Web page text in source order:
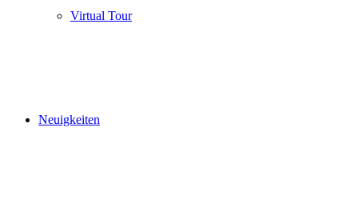
Virtual Tour
Neuigkeiten